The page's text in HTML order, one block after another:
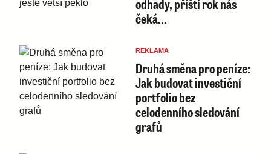
odhady, příští rok nás
čeká…
REKLAMA
Druhá směna pro peníze:
Jak budovat investiční
portfolio bez
celodenního sledování
grafů